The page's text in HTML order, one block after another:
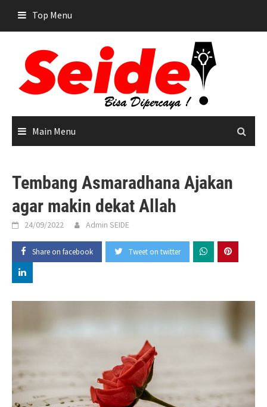
content
Top Menu
Main Menu
Tembang Asmaradhana Ajakan
agar makin dekat Allah
24/09/2022 Admin SEIDE
Share on facebook Tweet on twitter